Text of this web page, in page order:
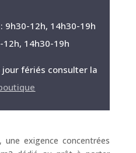
: 9h30-12h, 14h30-19h
12h, 14h30-19h
jour fériés consulter la
exigence concentrées